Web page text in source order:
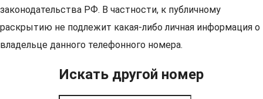
законодательства РФ. В частности, к публичному
раскрытию не подлежит какая-либо личная информация о
владельце данного телефонного номера.
Искать другой номер